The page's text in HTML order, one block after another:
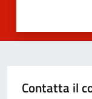
Contatta il